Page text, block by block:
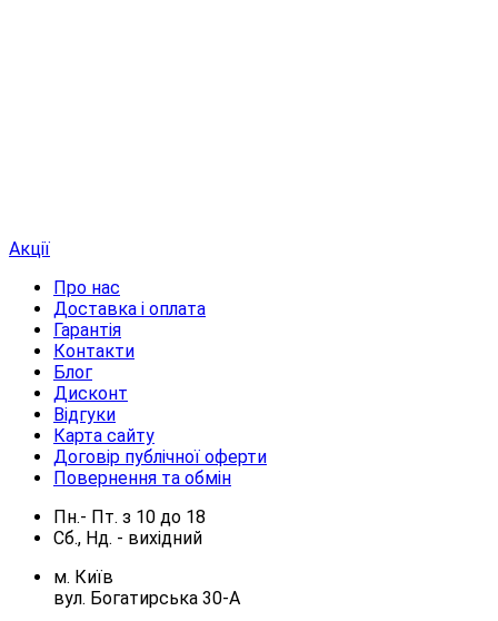
Акції
Про нас
Доставка і оплата
Гарантія
Контакти
Блог
Дисконт
Відгуки
Карта сайту
Договір публічної оферти
Повернення та обмін
Пн.- Пт. з 10 до 18
Сб., Нд. - вихідний
м. Київ
вул. Богатирська 30-А